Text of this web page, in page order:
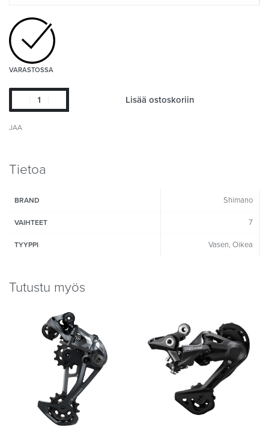
VARASTOSSA
Lisää ostoskoriin
JAA
Tietoa
BRAND Shimano
VAIHTEET 7
TYYPPI Vasen, Oikea
Tutustu myös